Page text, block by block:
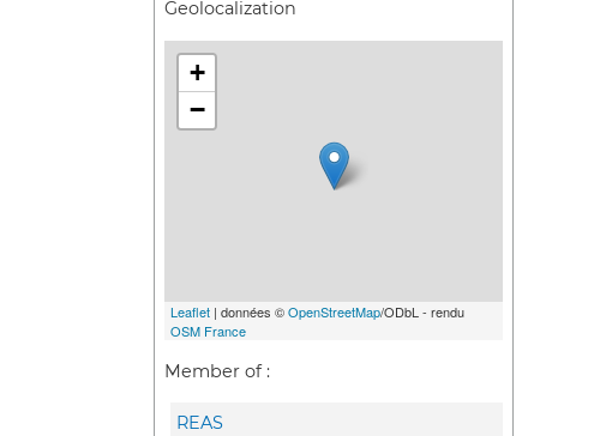
Geolocalization
+
−
Leaflet | données ©OpenStreetMap/ODbL - rendu
OSM France
Member of :
REAS